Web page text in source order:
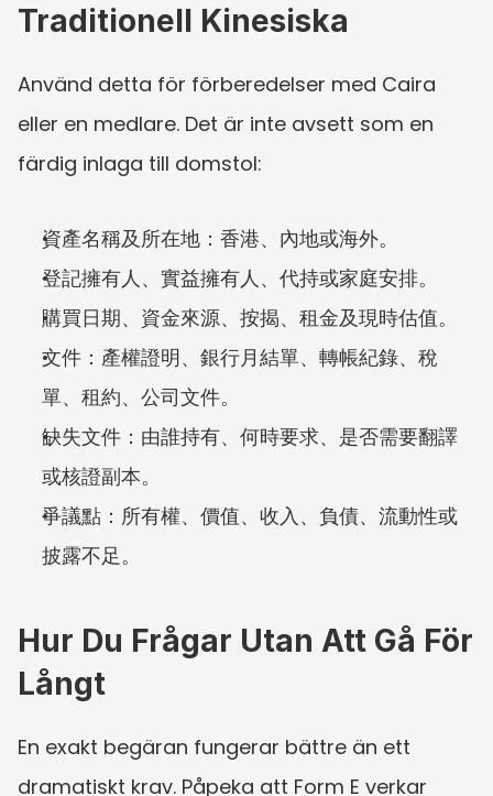
Traditionell Kinesiska
Använd detta för förberedelser med Caira
eller en medlare. Det är inte avsett som en
färdig inlaga till domstol:
資產名稱及所在地：香港、內地或海外。
登記擁有人、實益擁有人、代持或家庭安排。
購買日期、資金來源、按揭、租金及現時估值。
文件：產權證明、銀行月結單、轉帳紀錄、稅
單、租約、公司文件。
缺失文件：由誰持有、何時要求、是否需要翻譯
或核證副本。
爭議點：所有權、價值、收入、負債、流動性或
披露不足。
Hur Du Frågar Utan Att Gå För
Långt
En exakt begäran fungerar bättre än ett
dramatiskt krav. Påpeka att Form E verkar